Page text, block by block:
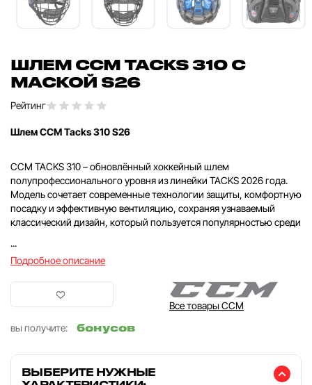
ШЛЕМ CCM TACKS 310 С
МАСКОЙ S26
Рейтинг
Шлем CCM Tacks 310 S26
CCM TACKS 310 – обновлённый хоккейный шлем
полупрофессионального уровня из линейки TACKS 2026 года.
Модель сочетает современные технологии защиты, комфортную
посадку и эффективную вентиляцию, сохраняя узнаваемый
классический дизайн, который пользуется популярностью среди
...
Подробное описание
Все товары CCM
вы получите:
бонусов
ВЫБЕРИТЕ НУЖНЫЕ